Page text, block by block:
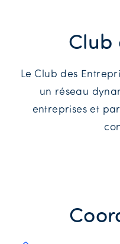
Club
Le Club des
un réseau
entreprises et